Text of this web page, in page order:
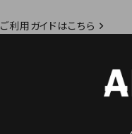
ご利用ガイドはこちら